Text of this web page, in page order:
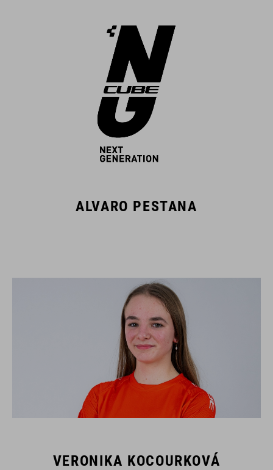
ALVARO PESTANA
VERONIKA KOCOURKOVÁ